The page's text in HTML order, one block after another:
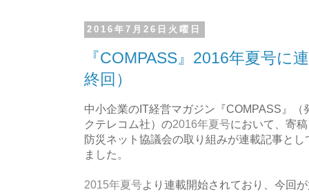
2016年7月26日火曜日
『COMPASS』2016年夏号に
終回）
中小企業のIT経営マガジン『COMPASS』（
クテレコム社）の2016年夏号において、寄
防災ネット協議会の取り組みが連載記事とし
ました。
2015年夏号より連載開始されており、今回